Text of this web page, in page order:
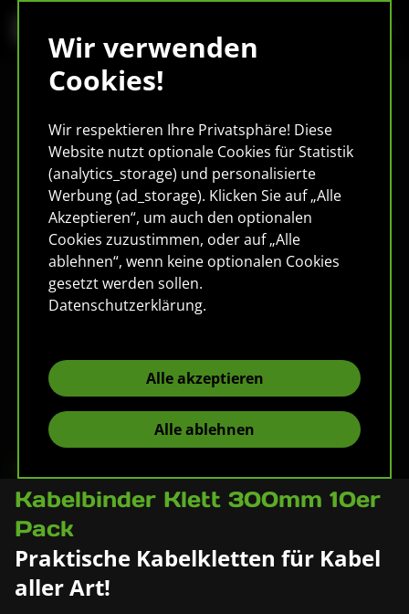
Wir verwenden
Cookies!
Wir respektieren Ihre Privatsphäre! Diese
Website nutzt optionale Cookies für Statistik
(analytics_storage) und personalisierte
Werbung (ad_storage). Klicken Sie auf „Alle
Akzeptieren“, um auch den optionalen
Cookies zuzustimmen, oder auf „Alle
ablehnen“, wenn keine optionalen Cookies
gesetzt werden sollen.
Datenschutzerklärung.
Alle akzeptieren
Alle ablehnen
Pronomic KB-300N-V2
Kabelbinder Klett 300mm 10er
Pack
Praktische Kabelkletten für Kabel
aller Art!